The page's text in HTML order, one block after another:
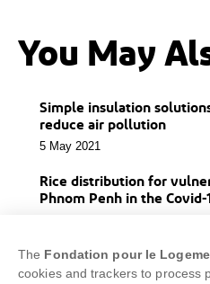
The Fondation pour le
cookies and trackers to process
You May
Simple insulation
reduce air pollution
5 May 2021
Rice distribution for
Phnom Penh in the Covid-
Baatarzorigt, 22 years old
1 May 2021